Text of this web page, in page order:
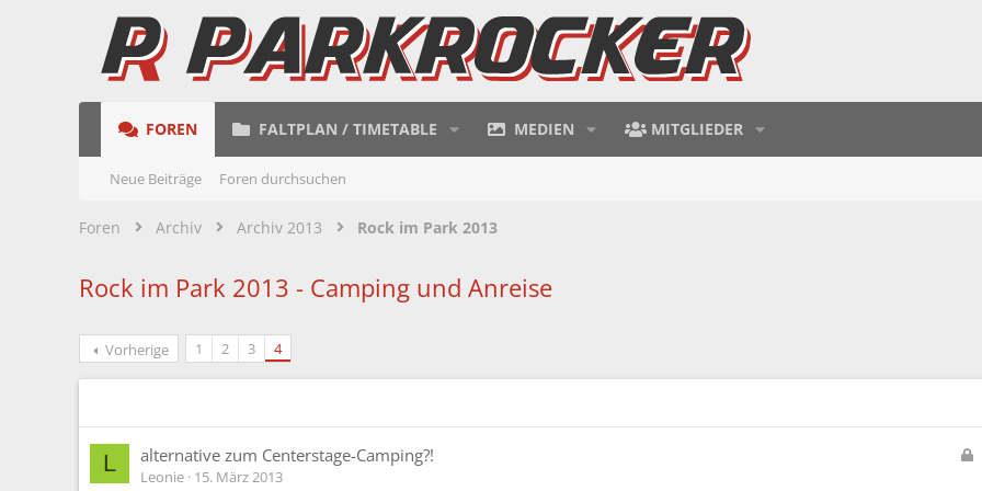
FOREN FALTPLAN / TIMETABLE MEDIEN MITGLIEDER
Neue Beiträge Foren durchsuchen
Foren Archiv Archiv 2013 Rock im Park 2013
Rock im Park 2013 - Camping und Anreise
Vorherige 1 2 3 4
L
G
alternative zum Centerstage-Camping?!
Leonie 15. März 2013